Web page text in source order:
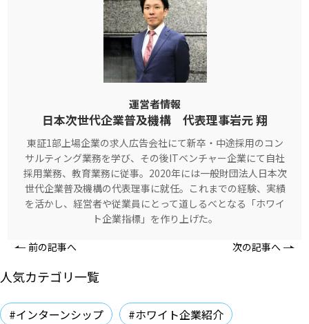
運営者情報
日本次世代企業普及機構 代表理事岩元 翔
東証1部上場企業の求人広告会社にて新卒・中途採用のコン
サルティング業務を学び、その後ITベンチャー企業にて自社
採用業務、教育業務に従事。2020年には一般財団法人日本次
世代企業普及機構の代表理事に就任。これまでの経験、実績
を活かし、経営者や従業員にとって道しるべとなる「ホワイ
ト企業指標」を作り上げた。
前の記事へ 次の記事へ
人気カテゴリ一覧
#インターンシップ
#ホワイト企業紹介